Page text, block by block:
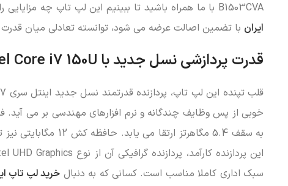
B1503CVA با ما همراه باشید تا ببینیم این لپ تاپ چه مزایایی را برای جریان کاری شما به ارمغان می آورد. این محصول که توسط
ایران با تضمین اصالت عرضه می شود، توانسته تعادلی میان قدرت
قدرت پردازشی نسل جدید با Intel Core i7 150U
به سقف 5.4 مگاهرتز
سبک اداری کاملا مناسب است. کسانی که به دنبال خرید لپ تاپ